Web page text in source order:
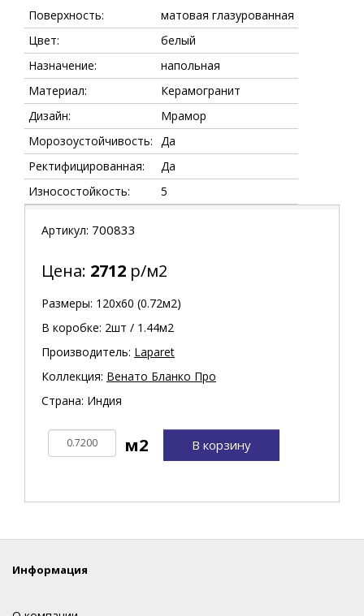
Поверхность:
матовая глазурованная
Цвет:
белый
Назначение:
напольная
Материал:
Керамогранит
Дизайн:
Мрамор
Морозоустойчивость: Да
Ректифицированная:
Да
Износостойкость:
5
Артикул: 700833
Цена: 2712 р/м2
Размеры: 120х60 (0.72м2)
В коробке: 2шт / 1.44м2
Производитель: Laparet
Коллекция: Венато Бланко Про
Страна: Индия
В корзину
Информация